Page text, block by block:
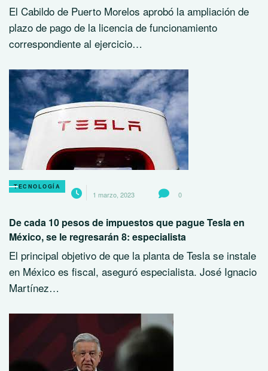
El Cabildo de Puerto Morelos aprobó la ampliación de
plazo de pago de la licencia de funcionamiento
correspondiente al ejercicio…
TECNOLOGÍA
1 marzo, 2023 0
De cada 10 pesos de impuestos que pague Tesla en
México, se le regresarán 8: especialista
El principal objetivo de que la planta de Tesla se instale
en México es fiscal, aseguró especialista. José Ignacio
Martínez…